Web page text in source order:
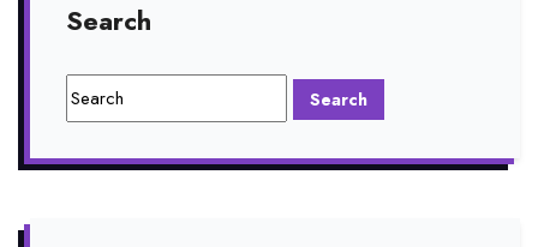
Search